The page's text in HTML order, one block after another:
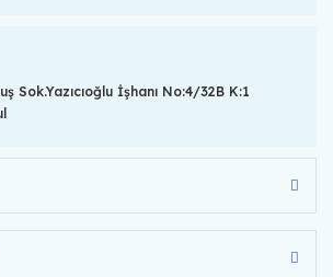
Sok.Yazıcıoğlu İşhanı No:4/32B K:1